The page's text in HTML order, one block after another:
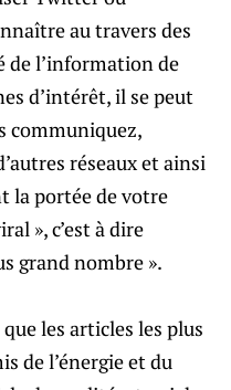
au travers des
de l’information de
d’intérêt, il se peut
communiquez,
réseaux et ainsi
la portée de votre
», c’est à dire
grand nombre ».
les articles les plus
de l’énergie et du